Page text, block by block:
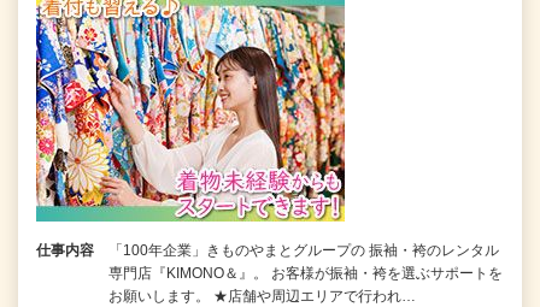
仕事内容
「100年企業」きものやまとグループの 振袖・袴のレンタル
専門店『KIMONO＆』。 お客様が振袖・袴を選ぶサポートを
お願いします。 ★店舗や周辺エリアで行われ…